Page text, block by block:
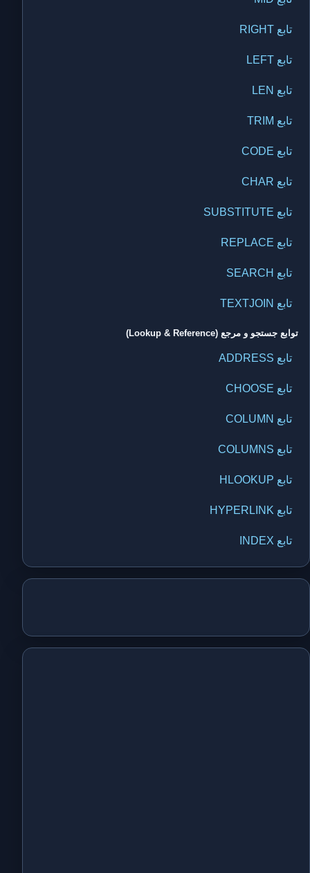
تابع RIGHT
تابع LEFT
تابع LEN
تابع TRIM
تابع CODE
تابع CHAR
تابع SUBSTITUTE
تابع REPLACE
تابع SEARCH
تابع TEXTJOIN
توابع جستجو و مرجع (Lookup & Reference)
تابع ADDRESS
تابع CHOOSE
تابع COLUMN
تابع COLUMNS
تابع HLOOKUP
تابع HYPERLINK
تابع INDEX